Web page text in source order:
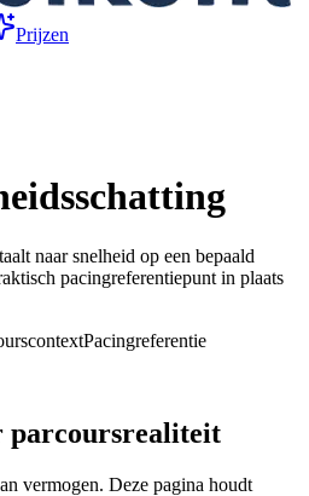
Prijzen
naar snelheid op een bepaald
pacingreferentiepunt in plaats
Pacingreferentie
parcoursrealiteit
vermogen. Deze pagina houdt